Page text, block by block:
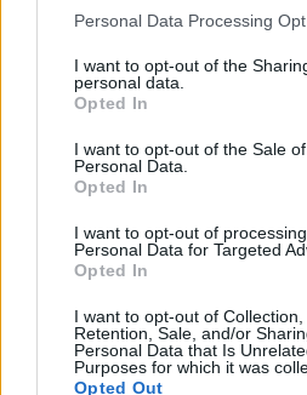
Please note that this website/app
not limited to your visit or usage
grant or deny consent to Google
use your data for below specified
consent section.
Personal Data Processing
I want to opt-out of the
personal data.
Opted In
I want to opt-out of the Sale
Personal Data.
Opted In
I want to opt-out of
Personal Data for Targeted
Opted In
I want to opt-out of Collection,
Retention, Sale, and/or
Personal Data that Is
Purposes for which it was
Opted Out
har hatt tre ulike adresser i
Les også:Slik ser du
langrenn.com
unikumet Anne Margrethe
KJELL-ERIK
Vil slå gutta
I fredagens sprint i
kilometertid godt under 5